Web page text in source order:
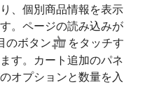
、個別商品情報を表示
。ページの読み込みが
のボタン
をタッチす
す。カート追加のパネ
オプションと数量を入